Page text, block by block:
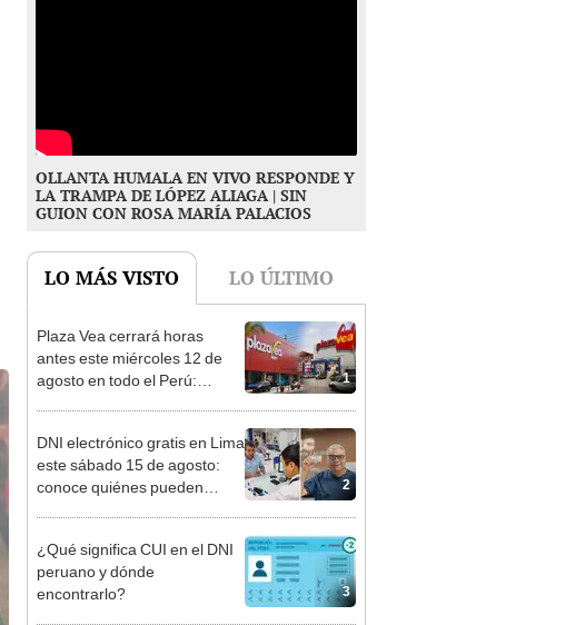
OLLANTA HUMALA EN VIVO RESPONDE Y
LA TRAMPA DE LÓPEZ ALIAGA | SIN
GUION CON ROSA MARÍA PALACIOS
LO MÁS VISTO LO ÚLTIMO
1
Plaza Vea cerrará horas
antes este miércoles 12 de
agosto en todo el Perú:
2
DNI electrónico gratis en Lima
este sábado 15 de agosto:
conoce quiénes pueden
3
¿Qué significa CUI en el DNI
peruano y dónde
encontrarlo?